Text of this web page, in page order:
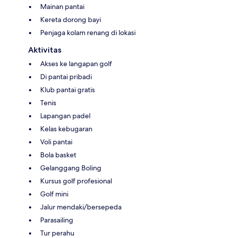
Mainan pantai
Kereta dorong bayi
Penjaga kolam renang di lokasi
Aktivitas
Akses ke langapan golf
Di pantai pribadi
Klub pantai gratis
Tenis
Lapangan padel
Kelas kebugaran
Voli pantai
Bola basket
Gelanggang Boling
Kursus golf profesional
Golf mini
Jalur mendaki/bersepeda
Parasailing
Tur perahu